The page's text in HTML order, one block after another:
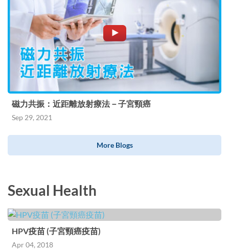
磁力共振：近距離放射療法－子宮頸癌
Sep 29, 2021
More Blogs
Sexual Health
HPV疫苗 (子宮頸癌疫苗)
Apr 04, 2018